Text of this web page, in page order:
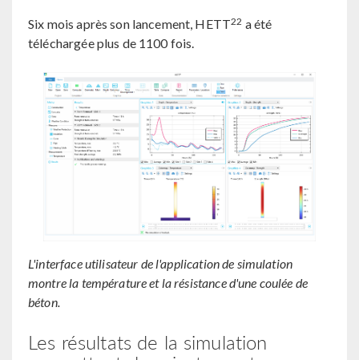
Six mois après son lancement, HETT22 a été
téléchargée plus de 1100 fois.
L'interface utilisateur de l'application de simulation
montre la température et la résistance d'une coulée de
béton.
Les résultats de la simulation